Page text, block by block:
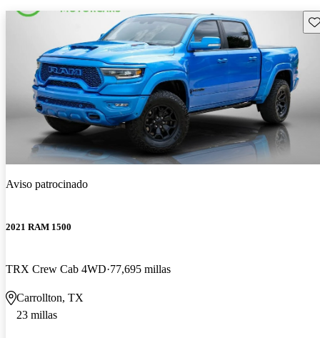
Aviso patrocinado
2021 RAM 1500
TRX Crew Cab 4WD 77,695 millas
Carrollton, TX
23 millas